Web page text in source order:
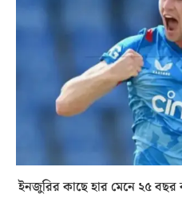
ইনজুরির কাছে হার মেনে ২৫ বছর